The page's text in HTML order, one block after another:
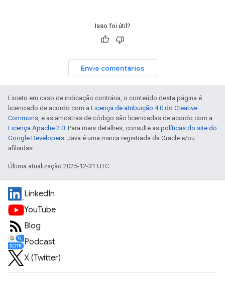
Isso foi útil?
Envie comentários
Exceto em caso de indicação contrária, o conteúdo desta página é
licenciado de acordo com a Licença de atribuição 4.0 do Creative
Commons, e as amostras de código são licenciadas de acordo com a
Licença Apache 2.0. Para mais detalhes, consulte as políticas do site do
Google Developers. Java é uma marca registrada da Oracle e/ou
afiliadas.
Última atualização 2025-12-31 UTC.
LinkedIn
YouTube
Blog
Podcast
X (Twitter)